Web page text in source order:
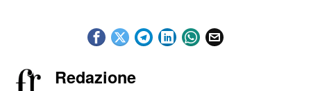
Redazione